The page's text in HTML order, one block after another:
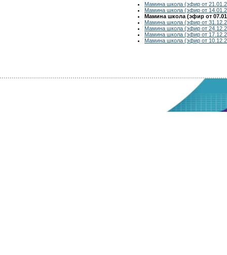
Мамина школа (эфир от
Мамина школа (эфир от
Мамина школа (эфир от
Мамина школа (эфир от
Мамина школа (эфир от
Мамина школа (эфир от
Мамина школа (эфир от